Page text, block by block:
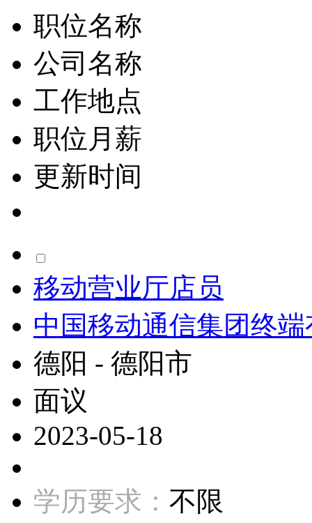
职位名称
公司名称
工作地点
职位月薪
更新时间
移动营业厅店员
中国移动通信集团终
德阳 - 德阳市
面议
2023-05-18
学历要求： 不限